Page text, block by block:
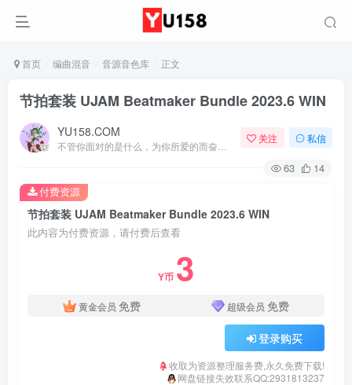
首页 编曲混音 音源音色库 正文
节拍套装 UJAM Beatmaker Bundle 2023.6 WIN
YU158.COM 关注 私信
63 14
节拍套装 UJAM Beatmaker Bundle 2023.6 WIN
此内容为付费资源，请付费后查看
Y币 3
黄金会员 免费 超级会员 免费
登录购买
收取为资源整理服务费,永久免费下载!
网盘链接失效联系QQ:2931813237
付费资源